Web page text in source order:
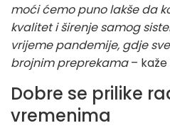
moći ćemo puno lakše da
kvalitet i širenje samog
vrijeme pandemije, gdje
brojnim preprekama– kaže
Dobre se prilike
vremenima